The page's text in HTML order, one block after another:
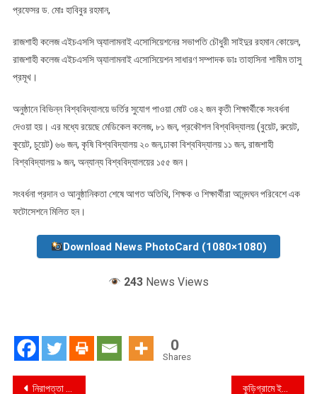
প্রফেসর ড. মোঃ হাবিবুর রহমান,
রাজশাহী কলেজ এইচএসসি অ্যালামনাই এসোসিয়েশনের সভাপতি চৌধুরী সাইদুর রহমান কোয়েল,
রাজশাহী কলেজ এইচএসসি অ্যালামনাই এসোসিয়েশন সাধারণ সম্পাদক ডাঃ তাহাসিনা শামীম তাসু
প্রমূখ।
অনুষ্ঠানে বিভিন্ন বিশ্ববিদ্যালয়ে ভর্তির সুযোগ পাওয়া মোট ৩৪২ জন কৃতী শিক্ষার্থীকে সংবর্ধনা
দেওয়া হয়। এর মধ্যে রয়েছে মেডিকেল কলেজ, ৮১ জন, প্রকৌশল বিশ্ববিদ্যালয় (বুয়েট, রুয়েট,
কুয়েট, চুয়েট) ৬৬ জন, কৃষি বিশ্ববিদ্যালয় ২০ জন,ঢাকা বিশ্ববিদ্যালয় ১১ জন, রাজশাহী
বিশ্ববিদ্যালয় ৯ জন, অন্যান্য বিশ্ববিদ্যালয়ের ১৫৫ জন।
সংবর্ধনা প্রদান ও আনুষ্ঠানিকতা শেষে আগত অতিথি, শিক্ষক ও শিক্ষার্থীরা আনন্দঘন পরিবেশে এক
ফটোসেশনে মিলিত হন।
Download News PhotoCard (1080×1080)
243 News Views
0
Shares
Post
নিরাপত্তা দেয়ার স্থান হালিশহর থানার দেয়াল ও মহেশ খালের গার্ড ওয়াল আজ মৃত্যুকূপ কুড়িগ্রামে ইউপি চেয়ারম্যানের বিরুদ্ধে হামলা ও লুটপাটের অভিযোগ